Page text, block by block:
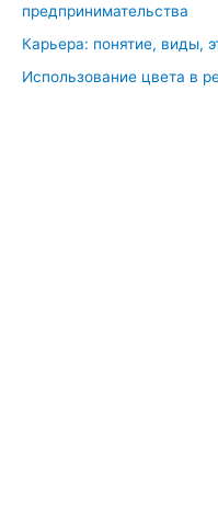
предпринимательства
Карьера: понятие, виды,
Использование цвета в